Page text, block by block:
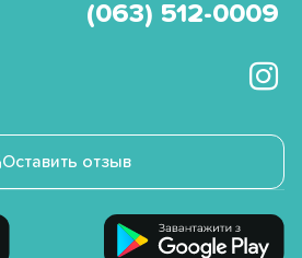
(063) 512-0009
Оставить отзыв